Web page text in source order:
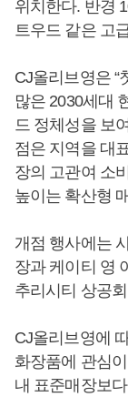
위치한다. 반경
트우드 같은 고
CJ올리브영은 “
많은 2030세대
드 정체성을 보
점은 지역을 대
장의 고관여 소
높이는 확산형
개점 행사에는
장과 케이티 영
추리시티 상공
CJ올리브영에
화장품에 관심
내 표준매장보